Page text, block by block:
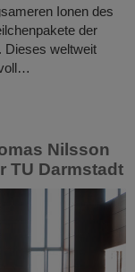
Ionen des
der
Dieses weltweit
Nilsson
TU Darmstadt